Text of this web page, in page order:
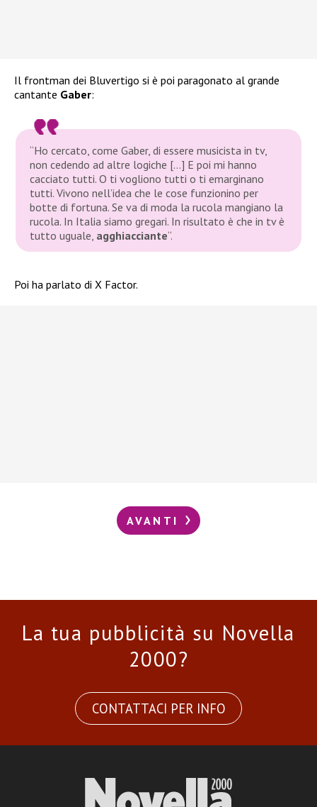
Il frontman dei Bluvertigo si è poi paragonato al grande
cantante Gaber:
“Ho cercato, come Gaber, di essere musicista in tv,
non cedendo ad altre logiche […] E poi mi hanno
cacciato tutti. O ti vogliono tutti o ti emarginano
tutti. Vivono nell’idea che le cose funzionino per
botte di fortuna. Se va di moda la rucola mangiano la
rucola. In Italia siamo gregari. In risultato è che in tv è
tutto uguale, agghiacciante“.
Poi ha parlato di X Factor.
AVANTI
La tua pubblicità su Novella
2000?
CONTATTACI PER INFO